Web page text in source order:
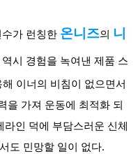
가 런칭한 온니즈의
니
시 경험을 녹여낸 제품 스
이너의 비침이 없으면서
을 가져 운동에 최적화 되
인 덕에 부담스러운 신체
도 민망할 일이 없다.